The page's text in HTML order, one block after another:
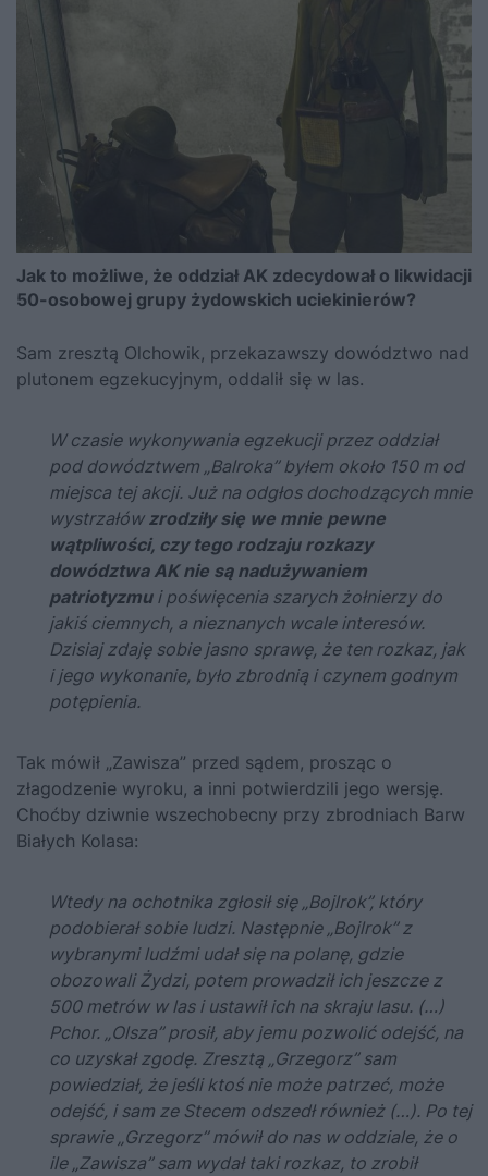
Jak to możliwe, że oddział AK zdecydował o likwidacji
50-osobowej grupy żydowskich uciekinierów?
Sam zresztą Olchowik, przekazawszy dowództwo nad
plutonem egzekucyjnym, oddalił się w las.
W czasie wykonywania egzekucji przez oddział
pod dowództwem „Balroka” byłem około 150 m od
miejsca tej akcji. Już na odgłos dochodzących mnie
wystrzałów zrodziły się we mnie pewne
wątpliwości, czy tego rodzaju rozkazy
dowództwa AK nie są nadużywaniem
patriotyzmui poświęcenia szarych żołnierzy do
jakiś ciemnych, a nieznanych wcale interesów.
Dzisiaj zdaję sobie jasno sprawę, że ten rozkaz, jak
i jego wykonanie, było zbrodnią i czynem godnym
potępienia.
Tak mówił „Zawisza” przed sądem, prosząc o
złagodzenie wyroku, a inni potwierdzili jego wersję.
Choćby dziwnie wszechobecny przy zbrodniach Barw
Białych Kolasa:
Wtedy na ochotnika zgłosił się „Bojlrok”, który
podobierał sobie ludzi. Następnie „Bojlrok” z
wybranymi ludźmi udał się na polanę, gdzie
obozowali Żydzi, potem prowadził ich jeszcze z
500 metrów w las i ustawił ich na skraju lasu. (…)
Pchor. „Olsza” prosił, aby jemu pozwolić odejść, na
co uzyskał zgodę. Zresztą „Grzegorz” sam
powiedział, że jeśli ktoś nie może patrzeć, może
odejść, i sam ze Stecem odszedł również (…). Po tej
sprawie „Grzegorz” mówił do nas w oddziale, że o
ile „Zawisza” sam wydał taki rozkaz, to zrobił